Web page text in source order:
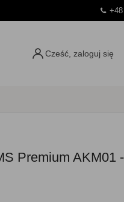
Cześć, zaloguj się
Premium AKM01